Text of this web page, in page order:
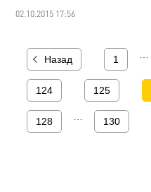
02.10.2015 17:56
Назад 1
124 125
128 130